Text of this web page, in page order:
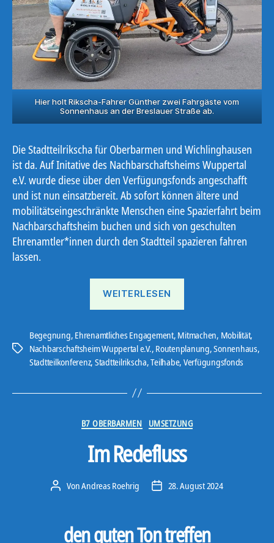
Hier holt Rikscha-Fahrer Günther zwei Fahrgäste vom
Sonnenhaus an der Breslauer Straße ab.
Die Stadtteilrikscha für Oberbarmen und Wichlinghausen
ist da. Auf Initative des Nachbarschaftsheims Wuppertal
e.V. wurde diese über den Verfügungsfonds angeschafft
und ist nun einsatzbereit. Ab sofort können ältere und
mobilitätseingeschränkte Menschen eine Spazierfahrt beim
Nachbarschaftsheim buchen und sich von geschulten
Ehrenamtler*innen durch den Stadtteil spazieren fahren
lassen.
WEITERLESEN
Schlagwörter
Begegnung, Ehrenamtliches Engagement, Mitmachen, Mobilität,
Nachbarschaftsheim Wuppertal e.V., Routenplanung,Sonnenhaus,
Stadtteilkonferenz, Stadtteilrikscha,Teilhabe, Verfügungsfonds
Kategorien
B7 OBERBARMEN UMSETZUNG
Im Redefluss
Beitragsautor
VonAndreas Roehrig Veröffentlichungsdatum
28. August 2024
den guten Ton treffen